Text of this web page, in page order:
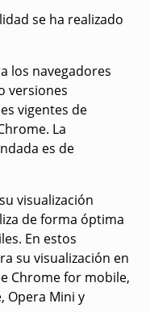
se ha realizado
los navegadores
versiones
vigentes de
La
es de
visualización
de forma óptima
En estos
su visualización en
Chrome for mobile,
Opera Mini y